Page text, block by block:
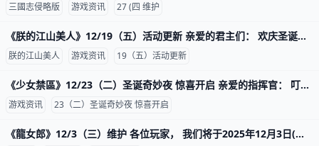
三國志侵略版 游戏资讯 27 (四 维护
《朕的江山美人》12/19（五）活动更新 亲爱的君主们： 欢庆圣诞，全服狂欢！完成指定条件即可获得限定礼盒、稀有道具，还能兑换圣诞专属奖励！ 开始时间 UTC 2025/12/19 00:00 结束时间 UTC 2025/12/31 23:59 【活动介绍】 1.
朕的江山美人 游戏资讯 19（五）活动更新
《少女禁區》12/23（二）圣诞奇妙夜 惊喜开启 亲爱的指挥官： 叮叮叮的圣诞铃铛再度响起，奇妙乐园的夜晚被烟花装点得格外缤纷绚丽。 旋转木马、过山车、摩天轮在缓缓转动，圣诞奇妙夜已经开始！ 活动
游戏资讯 23（二）圣诞奇妙夜 惊喜开启
《龍女郎》12/3（三）维护 各位玩家， 我们将于2025年12月3日(三) 10:00 GMT+8 进行维护更新， 预计于12:00 GMT+8完成维护过程，请耐心等候。 期间玩家将无法登入及进行游